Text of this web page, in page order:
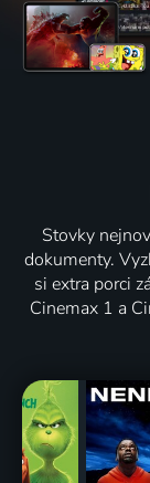
Stovky
dokumenty.
si extra porci
Cinemax 1 a